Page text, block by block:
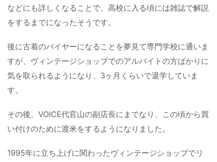
などにも詳しくなることで、高校に入る頃には雑誌で解説
をするまでになったそうです。
後に古着のバイヤーになることを夢見て専門学校に通いま
すが、ヴィンテージショップでのアルバイトの方ばかりに
気を取られるようになり、3ヶ月くらいで退学していま
す。
その後、VOICE代官山の副店長にまでなり、この頃から買
い付けのために渡米をするようになりました。
1995年に立ち上げに関わったヴィンテージショップでリ